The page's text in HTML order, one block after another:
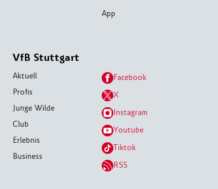
App
VfB Stuttgart
Aktuell
Profis
Junge Wilde
Club
Erlebnis
Business
Facebook
X
Instagram
Youtube
Tiktok
RSS